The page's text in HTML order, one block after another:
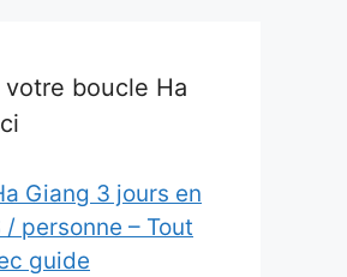
boucle Ha
Giang 3 jours en
personne – Tout
guide